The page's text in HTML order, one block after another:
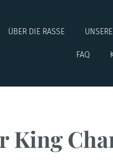
ÜBER DIE RASSE
FAQ
King